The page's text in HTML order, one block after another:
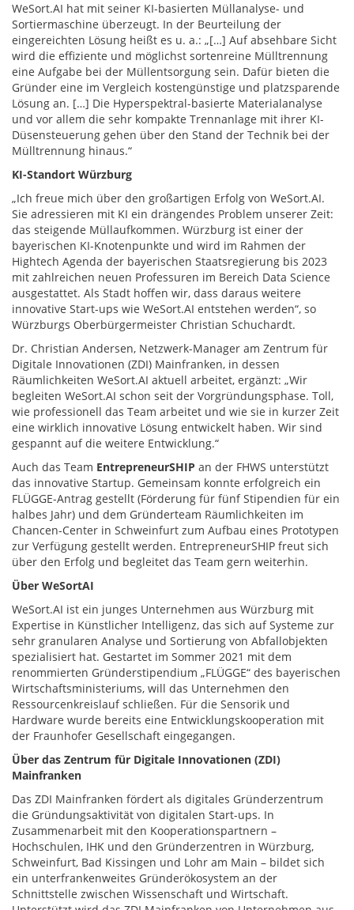
WeSort.AI hat mit seiner KI-basierten Müllanalyse- und
Sortiermaschine überzeugt. In der Beurteilung der
eingereichten Lösung heißt es u. a.: „[…] Auf absehbare Sicht
wird die effiziente und möglichst sortenreine Mülltrennung
eine Aufgabe bei der Müllentsorgung sein. Dafür bieten die
Gründer eine im Vergleich kostengünstige und platzsparende
Lösung an. […] Die Hyperspektral-basierte Materialanalyse
und vor allem die sehr kompakte Trennanlage mit ihrer KI-
Düsensteuerung gehen über den Stand der Technik bei der
Mülltrennung hinaus.“
KI-Standort Würzburg
„Ich freue mich über den großartigen Erfolg von WeSort.AI.
Sie adressieren mit KI ein drängendes Problem unserer Zeit:
das steigende Müllaufkommen. Würzburg ist einer der
bayerischen KI-Knotenpunkte und wird im Rahmen der
Hightech Agenda der bayerischen Staatsregierung bis 2023
mit zahlreichen neuen Professuren im Bereich Data Science
ausgestattet. Als Stadt hoffen wir, dass daraus weitere
innovative Start-ups wie WeSort.AI entstehen werden“, so
Würzburgs Oberbürgermeister Christian Schuchardt.
Dr. Christian Andersen, Netzwerk-Manager am Zentrum für
Digitale Innovationen (ZDI) Mainfranken, in dessen
Räumlichkeiten WeSort.AI aktuell arbeitet, ergänzt: „Wir
begleiten WeSort.AI schon seit der Vorgründungsphase. Toll,
wie professionell das Team arbeitet und wie sie in kurzer Zeit
eine wirklich innovative Lösung entwickelt haben. Wir sind
gespannt auf die weitere Entwicklung.“
Auch das Team EntrepreneurSHIP an der FHWS unterstützt
das innovative Startup. Gemeinsam konnte erfolgreich ein
FLÜGGE-Antrag gestellt (Förderung für fünf Stipendien für ein
halbes Jahr) und dem Gründerteam Räumlichkeiten im
Chancen-Center in Schweinfurt zum Aufbau eines Prototypen
zur Verfügung gestellt werden. EntrepreneurSHIP freut sich
über den Erfolg und begleitet das Team gern weiterhin.
Über WeSortAI
WeSort.AI ist ein junges Unternehmen aus Würzburg mit
Expertise in Künstlicher Intelligenz, das sich auf Systeme zur
sehr granularen Analyse und Sortierung von Abfallobjekten
spezialisiert hat. Gestartet im Sommer 2021 mit dem
renommierten Gründerstipendium „FLÜGGE“ des bayerischen
Wirtschaftsministeriums, will das Unternehmen den
Ressourcenkreislauf schließen. Für die Sensorik und
Hardware wurde bereits eine Entwicklungskooperation mit
der Fraunhofer Gesellschaft eingegangen.
Über das Zentrum für Digitale Innovationen (ZDI)
Mainfranken
Das ZDI Mainfranken fördert als digitales Gründerzentrum
die Gründungsaktivität von digitalen Start-ups. In
Zusammenarbeit mit den Kooperationspartnern –
Hochschulen, IHK und den Gründerzentren in Würzburg,
Schweinfurt, Bad Kissingen und Lohr am Main – bildet sich
ein unterfrankenweites Gründerökosystem an der
Schnittstelle zwischen Wissenschaft und Wirtschaft.